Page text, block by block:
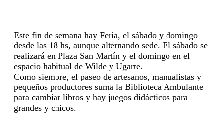
Este fin de semana hay Feria, el sábado y domingo
desde las 18 hs, aunque alternando sede. El sábado se
realizará en Plaza San Martín y el domingo en el
espacio habitual de Wilde y Ugarte.
Como siempre, el paseo de artesanos, manualistas y
pequeños productores suma la Biblioteca Ambulante
para cambiar libros y hay juegos didácticos para
grandes y chicos.